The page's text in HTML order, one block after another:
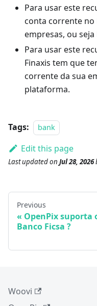
Para usar este
conta corrente no
empresas, ou seja
Para usar este
Finaxis tem que
corrente da sua
plataforma.
Tags: bank
Edit this page
Last updatedon Jul 28, 2026
Previous
OpenPix suporta
Banco Ficsa ?
Woovi